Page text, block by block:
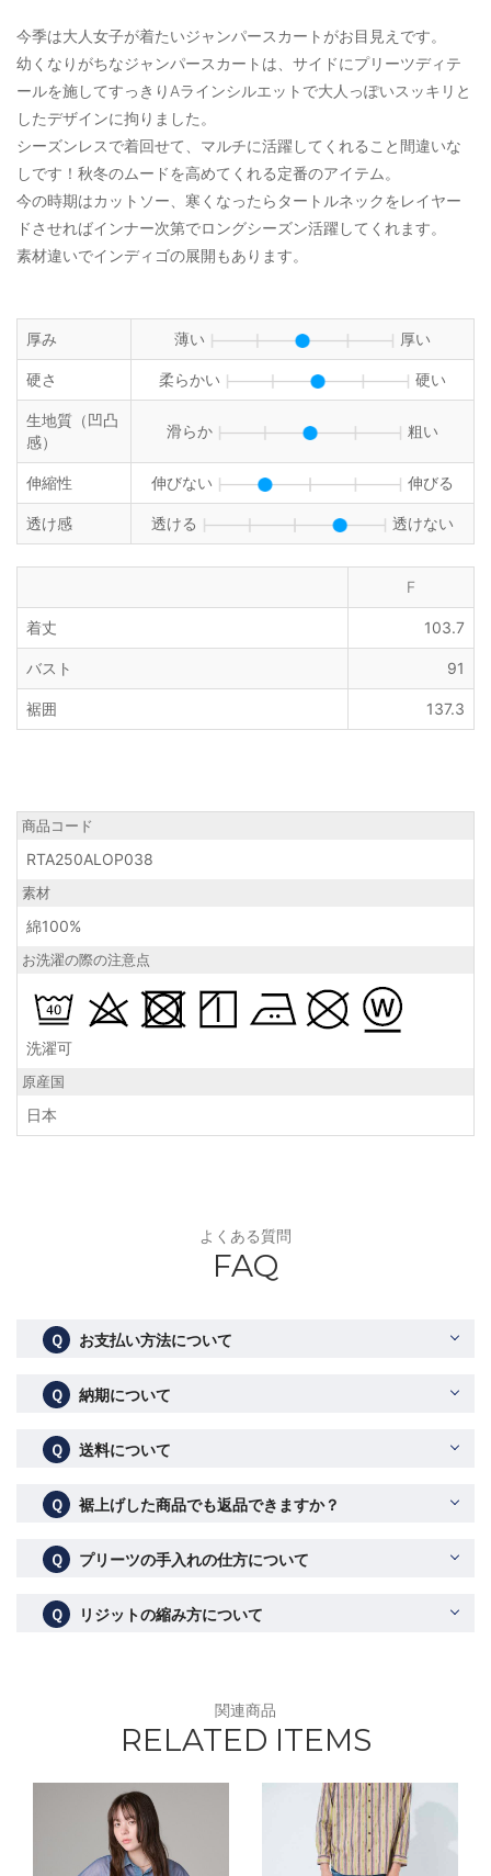
今季は大人女子が着たいジャンパースカートがお目見えです。
幼くなりがちなジャンパースカートは、サイドにプリーツディテ
ールを施してすっきりAラインシルエットで大人っぽいスッキリと
したデザインに拘りました。
シーズンレスで着回せて、マルチに活躍してくれること間違いな
しです！秋冬のムードを高めてくれる定番のアイテム。
今の時期はカットソー、寒くなったらタートルネックをレイヤー
ドさせればインナー次第でロングシーズン活躍してくれます。
素材違いでインディゴの展開もあります。
厚み 薄い 厚い
硬さ 柔らかい 硬い
生地質（凹凸
感）
滑らか 粗い
伸縮性 伸びない 伸びる
透け感 透ける 透けない
F
着丈 103.7
バスト 91
裾囲 137.3
商品コード
RTA250ALOP038
素材
綿100%
お洗濯の際の注意点
洗濯可
原産国
日本
よくある質問
FAQ
Ｑ お支払い方法について
Ｑ 納期について
Ｑ 送料について
Ｑ 裾上げした商品でも返品できますか？
Ｑ プリーツの手入れの仕方について
Ｑ リジットの縮み方について
関連商品
RELATED ITEMS